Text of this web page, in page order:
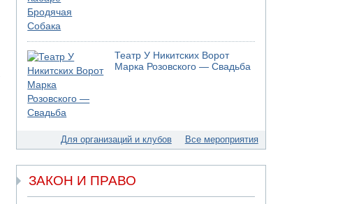
04.08.2026 18:17
75-летний мужчина получил тяжелые
улице Левински в Тель-Авиве
04.08.2026 13:48
Американцы за пять месяцев израсходовали
почти все запасы ракет
04.08.2026 13:12
04.08.2026 12:29
04.08.2026 10:13
Троих подростков унесло течением на
Кинерете
Театр У Никитских Ворот
Марка Розовского — Свадьба
Для организаций и клубов Все мероприятия
ЗАКОН И ПРАВО